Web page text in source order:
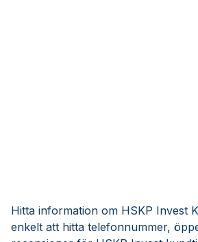
Hitta information om HSKP Invest
enkelt att hitta telefonnummer,